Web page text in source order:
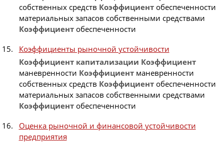
собственных средств Коэффициентобеспеченности
материальных запасов собственными средствами
Коэффициентобеспеченности
Коэффициенты рыночной устойчивости
Коэффициент капитализации Коэффициент
маневренности Коэффициентманевренности
собственных средств Коэффициентобеспеченности
материальных запасов собственными средствами
Коэффициентобеспеченности
Оценка рыночной и финансовой устойчивости
предприятия